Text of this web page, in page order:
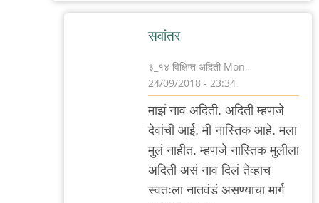
सवांतर
३_१४ विक्षिप्त अदिती Mon,
24/09/2018 - 23:34
reply
निळेदादा,
माझं नाव अदिती. अदिती म्हणजे
देवांची आई. मी नास्तिक आहे. मला
मुलं नाहीत. म्हणजे नास्तिक मुलीला
अदिती असं नाव दिलं तेव्हाच
स्वतःला नातवंडं असण्याचा मार्ग